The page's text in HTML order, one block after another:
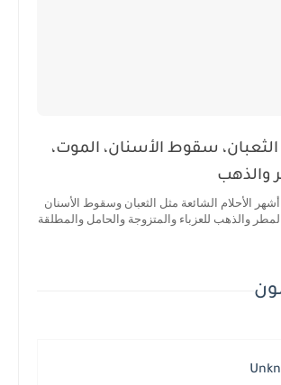
سقوط الأسنان، الموت،
والذهب
الأحلام الشائعة مثل الثعبان وسقوط الأسنان
والذهب للعزباء والمتزوجة والحامل والمطلقة